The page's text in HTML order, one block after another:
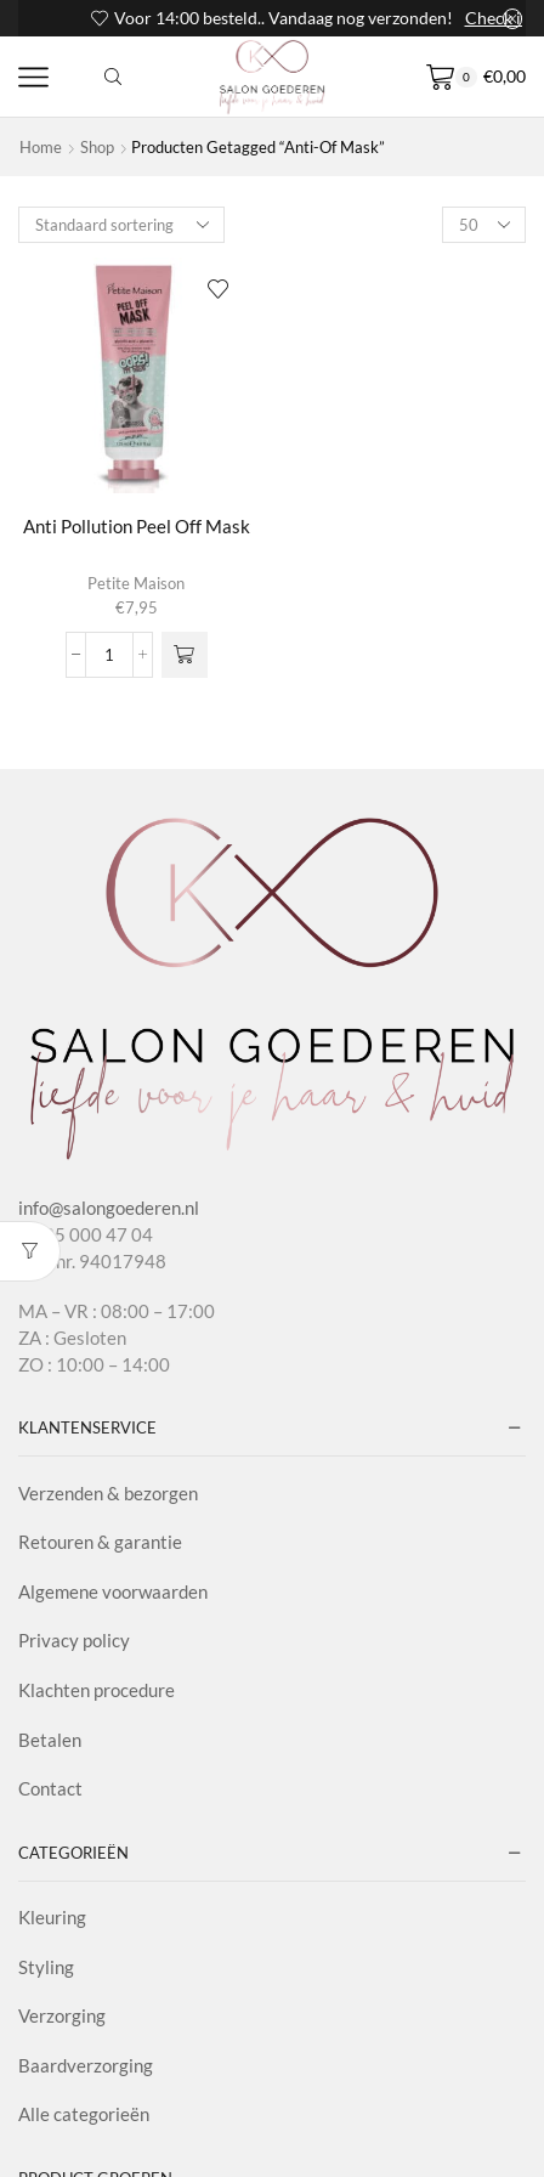
Voor 14:00 besteld.. Vandaag nog verzonden! Check it out
0 €0,00
Home Shop Producten Getagged “Anti-Of Mask”
Products
per
Anti Pollution Peel Off Mask
Petite Maison
€7,95
Anti
info@salongoederen.nl
T 085 000 47 04
KvK nr. 94017948
MA – VR : 08:00 – 17:00
ZA : Gesloten
ZO : 10:00 – 14:00
KLANTENSERVICE
Verzenden & bezorgen
Retouren & garantie
Algemene voorwaarden
Privacy policy
Klachten procedure
Betalen
Contact
CATEGORIEËN
Kleuring
Styling
Verzorging
Baardverzorging
Alle categorieën